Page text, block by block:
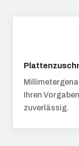
Ihren
zuverlässig.